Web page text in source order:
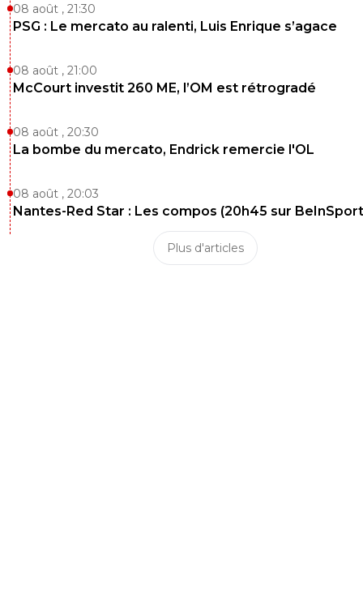
08 août , 21:30
PSG : Le mercato au ralenti, Luis Enrique s’agace
08 août , 21:00
McCourt investit 260 ME, l’OM est rétrogradé
08 août , 20:30
La bombe du mercato, Endrick remercie l'OL
08 août , 20:03
Nantes-Red Star : Les compos (20h45 sur
Plus d'articles